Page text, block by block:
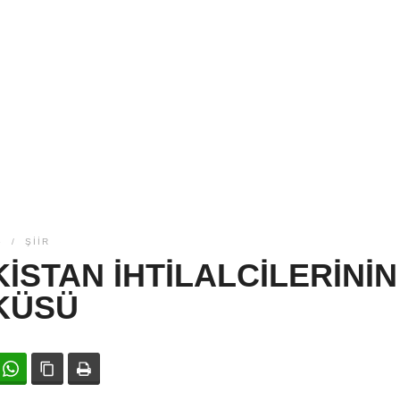
ŞIIR
İHTILALCILERININ
WhatsAppBağlanıyı kopyala